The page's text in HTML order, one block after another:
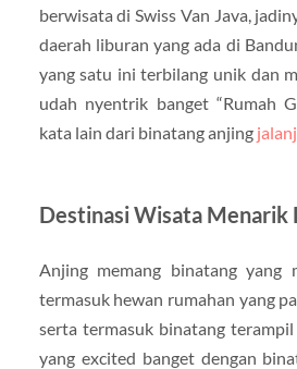
berwisata di Swiss Van Java,
daerah liburan yang ada di
yang satu ini terbilang unik dan
udah nyentrik banget “Rumah
kata lain dari binatang anjing
Destinasi Wisata Menarik
Anjing memang binatang yang
termasuk hewan rumahan yang
serta termasuk binatang
yang excited banget dengan